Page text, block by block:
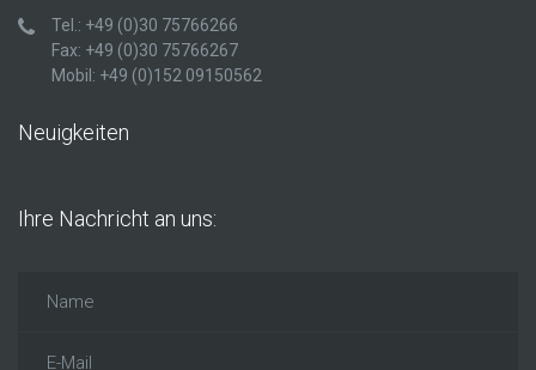
Tel.: +49 (0)30 75766266
Fax: +49 (0)30 75766267
Mobil: +49 (0)152 09150562
Neuigkeiten
Ihre Nachricht an uns: